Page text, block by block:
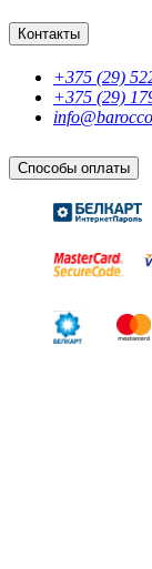
Контакты
+375 (29)
+375 (29)
Способы оплаты